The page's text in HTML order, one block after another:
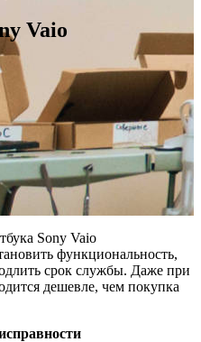
Vaio
Sony Vaio
функциональность,
срок службы. Даже при
дешевле, чем покупка